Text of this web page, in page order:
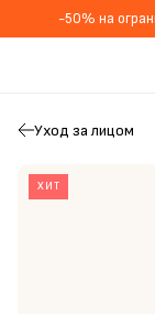
-50% на
Уход за лицом
ХИТ